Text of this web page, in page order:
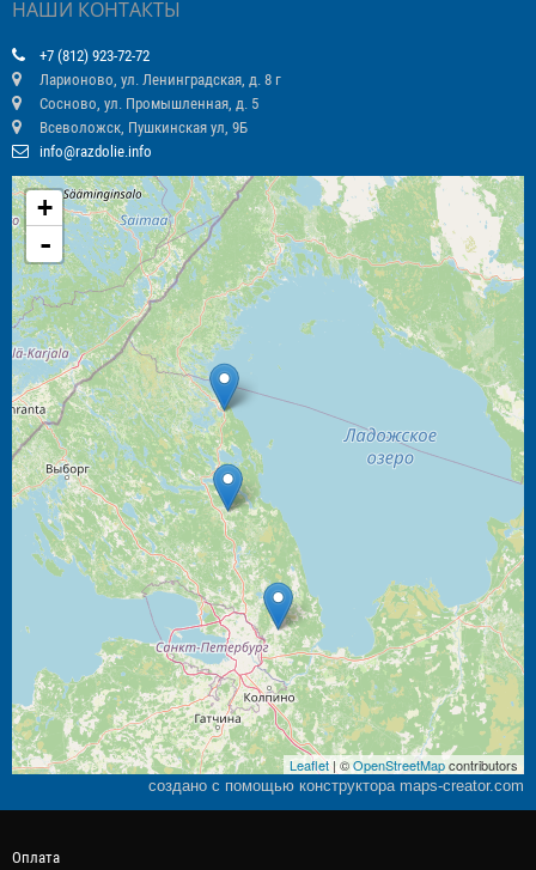
НАШИ КОНТАКТЫ
+7 (812) 923-72-72
Ларионово, ул. Ленинградская, д. 8 г
Сосново, ул. Промышленная, д. 5
Всеволожск, Пушкинская ул, 9Б
info@razdolie.info
+
-
Leaflet| ©OpenStreetMapcontributors
создано с помощью конструктора maps-creator.com
Оплата